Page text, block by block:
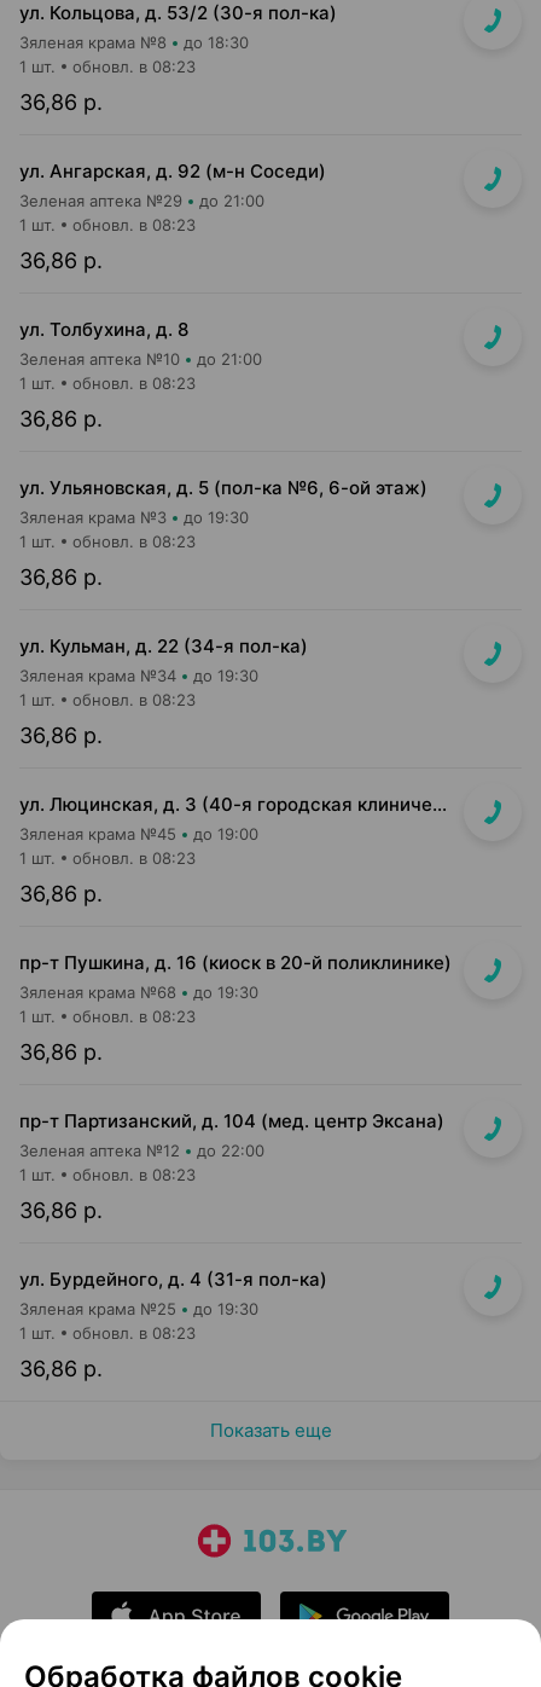
ул. Кольцова, д. 53/2 (30-я пол-ка)
Зяленая крама №8 до 18:30
36,86 р.
1 шт. обновл. в 08:23
ул. Ангарская, д. 92 (м-н Соседи)
Зеленая аптека №29 до 21:00
36,86 р.
1 шт. обновл. в 08:23
ул. Толбухина, д. 8
Зеленая аптека №10 до 21:00
36,86 р.
1 шт. обновл. в 08:23
ул. Ульяновская, д. 5 (пол-ка №6, 6-ой этаж)
Зяленая крама №3 до 19:30
36,86 р.
1 шт. обновл. в 08:23
ул. Кульман, д. 22 (34-я пол-ка)
Зяленая крама №34 до 19:30
36,86 р.
1 шт. обновл. в 08:23
ул. Люцинская, д. 3 (40-я городская клиническая поликлиника, 1-й этаж)
Зяленая крама №45 до 19:00
36,86 р.
1 шт. обновл. в 08:23
пр-т Пушкина, д. 16 (киоск в 20-й поликлинике)
Зяленая крама №68 до 19:30
36,86 р.
1 шт. обновл. в 08:23
пр-т Партизанский, д. 104 (мед. центр Эксана)
Зеленая аптека №12 до 22:00
36,86 р.
1 шт. обновл. в 08:23
ул. Бурдейного, д. 4 (31-я пол-ка)
Зяленая крама №25 до 19:30
36,86 р.
1 шт. обновл. в 08:23
Показать еще
Обработка файлов cookie